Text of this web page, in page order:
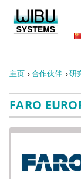
主页 合作伙伴 研
FARO